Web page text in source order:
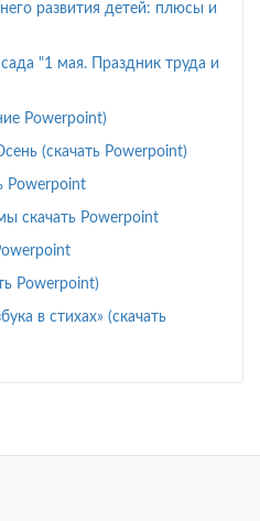
развития детей: плюсы и
"1 мая. Праздник труда и
Powerpoint)
(скачать Powerpoint)
Powerpoint
скачать Powerpoint
Powerpoint)
в стихах» (скачать